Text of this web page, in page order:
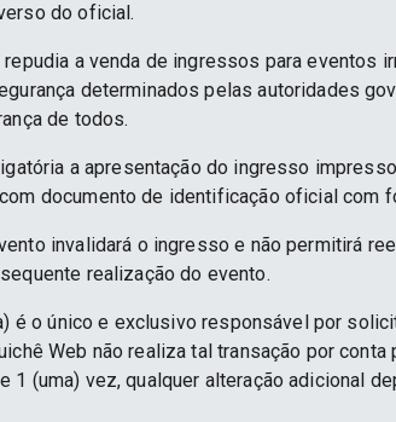
do oficial.
repudia a venda de ingressos para eventos
determinados pelas autoridades
de todos.
a apresentação do ingresso
documento de identificação oficial com
invalidará o ingresso e não permitirá
realização do evento.
é o único e exclusivo responsável por
Web não realiza tal transação por
1 (uma) vez, qualquer alteração adicional